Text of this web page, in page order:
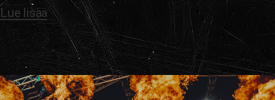
Lue lisää